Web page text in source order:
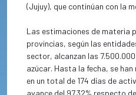
(Jujuy), que continúan con la
Las estimaciones de materia
provincias, según las
sector, alcanzan las
azúcar. Hasta la fecha, se
en un total de 174 días de